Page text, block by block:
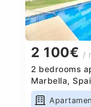
2 100€ /
2 bedrooms
Marbella,